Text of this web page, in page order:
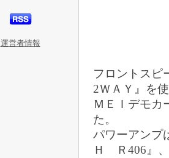
運営者情報
フロントス
2ＷＡＹ』を
ＭＥＩデモカ
た。
パワーアンプ
Ｈ Ｒ406』